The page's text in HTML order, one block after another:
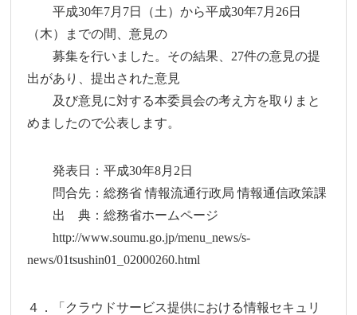
平成30年7月7日（土）から平成30年7月26日
（木）までの間、意見の
募集を行いました。その結果、27件の意見の提
出があり、提出された意見
及び意見に対する本委員会の考え方を取りまと
めましたので公表します。
発表日：平成30年8月2日
問合先：総務省 情報流通行政局 情報通信政策課
出 典：総務省ホームページ
http://www.soumu.go.jp/menu_news/s-
news/01tsushin01_02000260.html
４．「クラウドサービス提供における情報セキュリ